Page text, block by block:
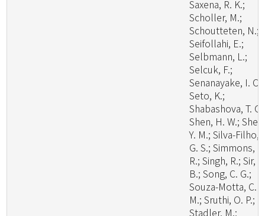
Saxena, R. K.;
Scholler, M.;
Schoutteten, N.;
Seifollahi, E.;
Selbmann, L.;
Selcuk, F.;
Senanayake, I. C.;
Seto, K.;
Shabashova, T.
Shen, H. W.;
Y. M.; Silva-Filho,
G. S.; Simmons,
R.; Singh, R.; Sir,
B.; Song, C. G.;
Souza-Motta, C.
M.; Sruthi, O. P.;
Stadler, M.;